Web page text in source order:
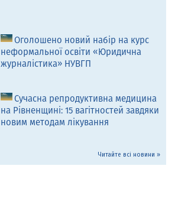
Оголошено новий набір на курс
неформальної освіти «Юридична
журналістика» НУВГП
Сучасна репродуктивна медицина
на Рівненщині: 15 вагітностей завдяки
новим методам лікування
Читайте всі новини »